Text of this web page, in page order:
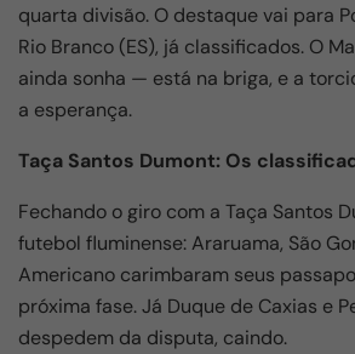
quarta divisão. O destaque vai para
Rio Branco (ES), já classificados. O
ainda sonha — está na briga, e a
a esperança.
Taça Santos Dumont: Os
Fechando o giro com a Taça Santos
futebol fluminense: Araruama, São
Americano carimbaram seus
próxima fase. Já Duque de Caxias e
despedem da disputa, caindo.